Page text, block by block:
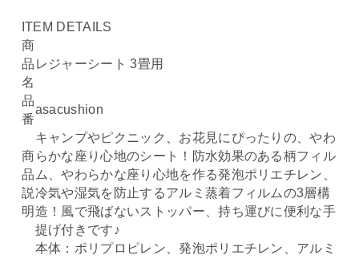
ITEM DETAILS
商
品
名
レジャーシート 3畳用
品
番
asacushion
商
品
説
明
キャンプやピクニック、お花見にぴったりの、やわ
らかな座り心地のシート！防水効果のある柄フィル
ム、やわらかな座り心地を作る発泡ポリエチレン、
冷気や湿気を防止するアルミ蒸着フィルムの3層構
造！風で飛ばないストッパー、持ち運びに便利な手
提げ付きです♪
本体：ポリプロピレン、発泡ポリエチレン、アルミ